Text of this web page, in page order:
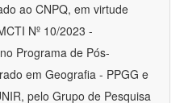
ao CNPQ, em virtude
Nº 10/2023 -
Programa de Pós-
em Geografia - PPGG e
pelo Grupo de Pesquisa